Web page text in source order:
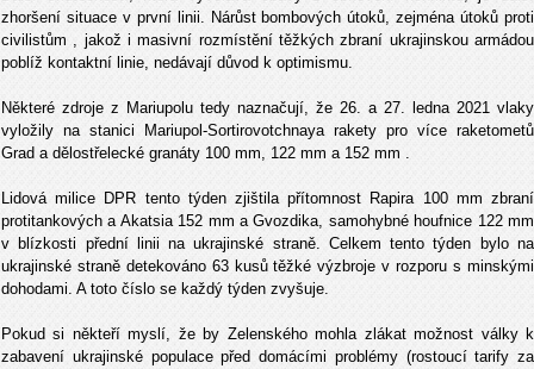
zhoršení situace v první linii. Nárůst bombových útoků, zejména útoků proti
civilistům , jakož i masivní rozmístění těžkých zbraní ukrajinskou armádou
poblíž kontaktní linie, nedávají důvod k optimismu.
Některé zdroje z Mariupolu tedy naznačují, že 26. a 27. ledna 2021 vlaky
vyložily na stanici Mariupol-Sortirovotchnaya rakety pro více raketometů
Grad a dělostřelecké granáty 100 mm, 122 mm a 152 mm .
Lidová milice DPR tento týden zjištila přítomnost Rapira 100 mm zbraní
protitankových a Akatsia 152 mm a Gvozdika, samohybné houfnice 122 mm
v blízkosti přední linii na ukrajinské straně. Celkem tento týden bylo na
ukrajinské straně detekováno 63 kusů těžké výzbroje v rozporu s minskými
dohodami. A toto číslo se každý týden zvyšuje.
Pokud si někteří myslí, že by Zelenského mohla zlákat možnost války k
zabavení ukrajinské populace před domácími problémy (rostoucí tarify za